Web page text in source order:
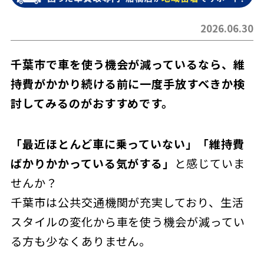
2026.06.30
千葉市で車を使う機会が減っているなら、維
持費がかかり続ける前に一度手放すべきか検
討してみるのがおすすめです。
「最近ほとんど車に乗っていない」「維持費
ばかりかかっている気がする」
と感じていま
せんか？
千葉市は公共交通機関が充実しており、生活
スタイルの変化から車を使う機会が減ってい
る方も少なくありません。